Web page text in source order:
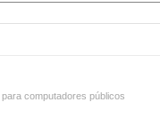
computadores públicos